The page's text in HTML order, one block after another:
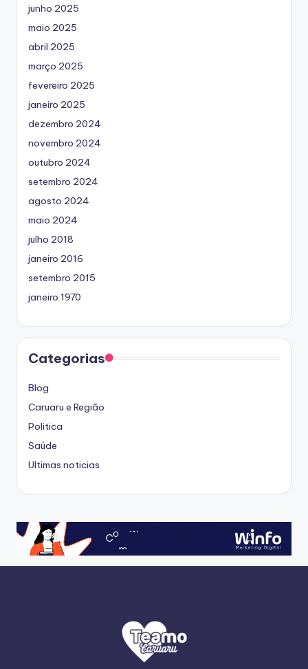
junho 2025
maio 2025
abril 2025
março 2025
fevereiro 2025
janeiro 2025
dezembro 2024
novembro 2024
outubro 2024
setembro 2024
agosto 2024
maio 2024
julho 2018
janeiro 2016
setembro 2015
janeiro 1970
Categorias
Blog
Caruaru e Região
Politica
Saúde
Ultimas noticias